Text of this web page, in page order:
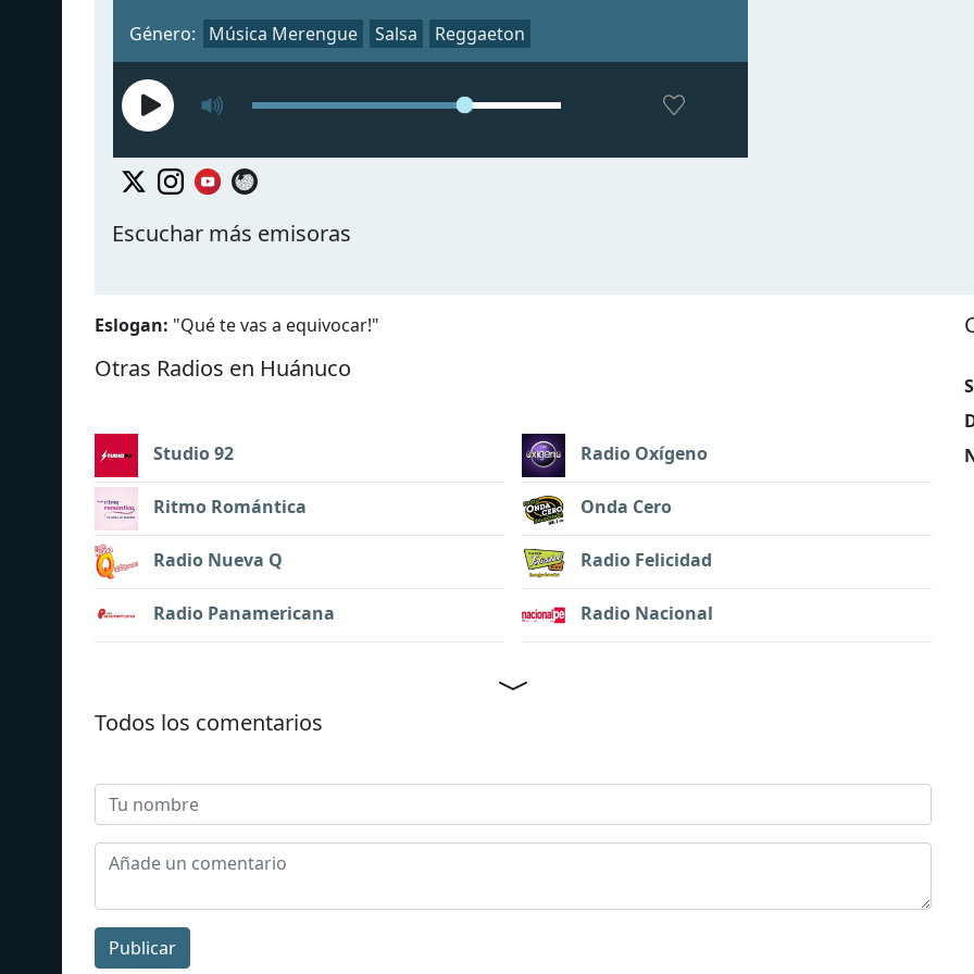
Género: Música Merengue Salsa Reggaeton
Escuchar más emisoras
Eslogan: "Qué te vas a equivocar!"
Otras Radios en Huánuco
Studio 92
Ritmo Romántica
Radio Nueva Q
Radio Panamericana
Radio Oxígeno
Onda Cero
Radio Felicidad
Radio Nacional
Todos los comentarios
Publicar